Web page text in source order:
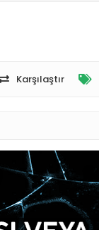
Karşılaştır